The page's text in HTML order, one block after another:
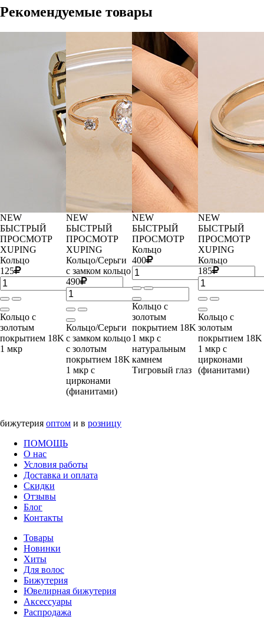
Рекомендуемые товары
NEW
БЫСТРЫЙ
ПРОСМОТР
XUPING
Кольцо
125
Кольцо с
золотым
покрытием 18K
1 мкр
NEW
БЫСТРЫЙ
ПРОСМОТР
XUPING
Кольцо/Серьги
с замком кольцо
490
Кольцо/Серьги
с замком кольцо
с золотым
покрытием 18K
1 мкр с
цирконами
(фианитами)
NEW
БЫСТРЫЙ
ПРОСМОТР
Кольцо
400
Кольцо с
золотым
покрытием 18K
1 мкр с
натуральным
камнем
Тигровый глаз
NEW
БЫСТРЫЙ
ПРОСМОТР
XUPING
Кольцо
185
Кольцо с
золотым
покрытием 18K
1 мкр с
цирконами
(фианитами)
бижутерия оптом и в розницу
ПОМОЩЬ
О нас
Условия работы
Доставка и оплата
Скидки
Отзывы
Блог
Контакты
Товары
Новинки
Хиты
Для волос
Бижутерия
Ювелирная бижутерия
Аксессуары
Распродажа